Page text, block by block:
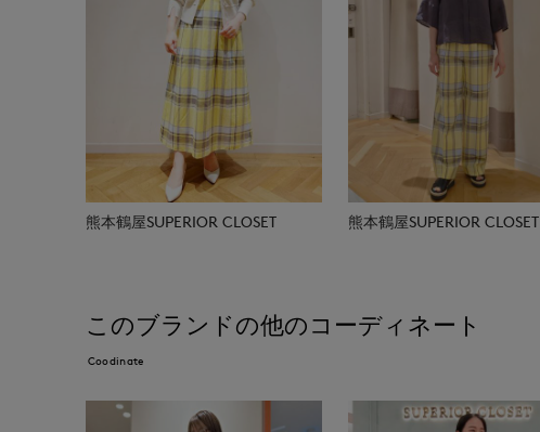
熊本鶴屋SUPERIOR CLOSET 熊本鶴屋SUPERIOR CLOSET
このブランドの他のコーディネート
Coodinate